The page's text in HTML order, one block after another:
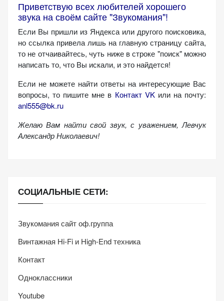
Приветствую всех любителей хорошего
звука на своём сайте "Звукомания"!
Если Вы пришли из Яндекса или другого поисковика,
но ссылка привела лишь на главную страницу сайта,
то не отчаивайтесь, чуть ниже в строке "поиск" можно
написать то, что Вы искали, и это найдется!
Если не можете найти ответы на интересующие Вас
вопросы, то пишите мне в Контакт VKили на почту:
anl555@bk.ru
Желаю Вам найти свой звук, с уважением, Левчук
Александр Николаевич!
СОЦИАЛЬНЫЕ СЕТИ:
Звукомания сайт оф.группа
Винтажная Hi-Fi и High-End техника
Контакт
Одноклассники
Youtube